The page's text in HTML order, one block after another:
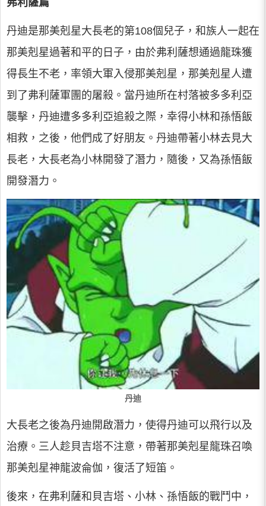
弗利薩篇
丹迪是那美剋星大長老的第108個兒子，和族人一起在
那美剋星過著和平的日子，由於弗利薩想通過龍珠獲
得長生不老，率領大軍入侵那美剋星，那美剋星人遭
到了弗利薩軍團的屠殺。當丹迪所在村落被多多利亞
襲擊，丹迪遭多多利亞追殺之際，幸得小林和孫悟飯
相救，之後，他們成了好朋友。丹迪帶著小林去見大
長老，大長老為小林開發了潛力，隨後，又為孫悟飯
開發潛力。
丹迪
大長老之後為丹迪開啟潛力，使得丹迪可以飛行以及
治療。三人趁貝吉塔不注意，帶著那美剋星龍珠召喚
那美剋星神龍波侖伽，復活了短笛。
後來，在弗利薩和貝吉塔、小林、孫悟飯的戰鬥中，